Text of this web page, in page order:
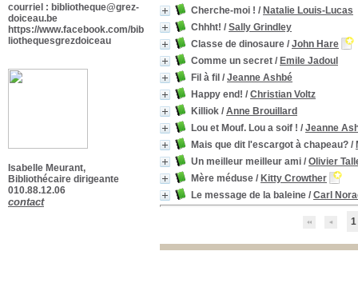
Cherche-moi ! / Natalie Louis-Lucas
Chhht! / Sally Grindley
Classe de dinosaure / John Hare
Comme un secret / Emile Jadoul
Fil à fil / Jeanne Ashbé
Happy end! / Christian Voltz
Killiok / Anne Brouillard
Lou et Mouf. Lou a soif ! / Jeanne
Mais que dit l'escargot à chapeau? /
Un meilleur meilleur ami / Olivier
Mère méduse / Kitty Crowther
Le message de la baleine / Carl
1
courriel : bibliotheque@grez-
doiceau.be
https://www.facebook.com/bib
liothequesgrezdoiceau
Isabelle Meurant,
Bibliothécaire dirigeante
010.88.12.06
contact